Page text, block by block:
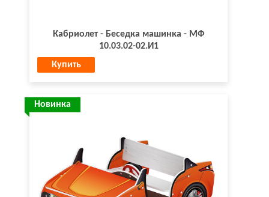
Кабриолет - Беседка машинка - МФ
10.03.02-02.И1
Купить
Новинка